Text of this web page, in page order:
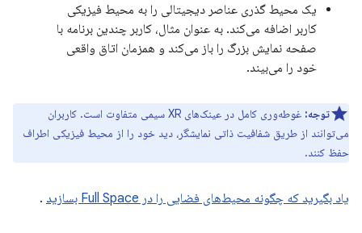
یک محیط گذری عناصر دیجیتالی را به محیط فیزیکی
کاربر اضافه می‌کند. به عنوان مثال، کاربر چندین برنامه با
صفحه نمایش بزرگ را باز می‌کند و همزمان اتاق واقعی
خود را می‌بیند.
توجه:
غوطه‌وری کامل در عینک‌های XR سیمی متفاوت است. کاربران
می‌توانند از طریق شفافیت ذاتی نمایشگر، دید خود را از محیط فیزیکی اطراف
حفظ کنند.
یاد بگیرید که چگونه محیط‌های فضایی را در Full Space بسازید .